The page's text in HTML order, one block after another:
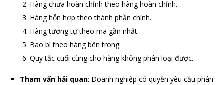
Hàng chưa hoàn chỉnh theo hàng hoàn chỉnh.
Hàng hỗn hợp theo thành phần chính.
Hàng tương tự theo mã gần nhất.
Bao bì theo hàng bên trong.
Quy tắc cuối cùng cho hàng không phân loại được.
Tham vấn hải quan: Doanh nghiệp có quyền yêu cầu phân